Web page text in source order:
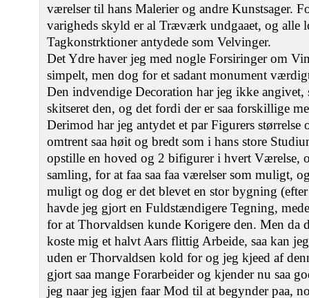
værelser til hans Malerier og andre Kunstsager.
varigheds skyld er al Træværk undgaaet, og alle
Tagkonstrktioner antydede som Velvinger.
Det Ydre haver jeg med nogle Forsiringer om
simpelt, men dog for et sadant monument
Den indvendige Decoration har jeg ikke
skitseret den, og det fordi der er saa forskillige
Derimod har jeg antydet et par Figurers størrelse
omtrent saa høit og bredt som i hans store
opstille en hoved og 2 bifigurer i hvert Værelse,
samling, for at faa saa faa værelser som muligt,
muligt og dog er det blevet en stor bygning
havde jeg gjort en Fuldstændigere Tegning,
for at Thorvaldsen kunde Korigere den. Men da
koste mig et halvt Aars flittig Arbeide, saa kan
uden er Thorvaldsen kold for og jeg kjeed af
gjort saa mange Forarbeider og kjender nu saa
jeg naar jeg igjen faar Mod til at begynder paa,